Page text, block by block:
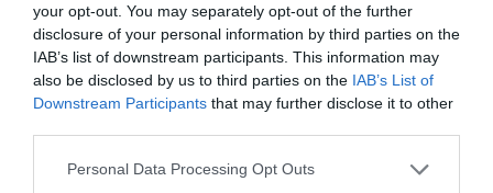
your opt-out. You may separately opt-out of the further
disclosure of your personal information by third parties on the
IAB’s list of downstream participants. This information may
also be disclosed by us to third parties on the IAB’s List of
Downstream Participants that may further disclose it to other
Please note that this website/app uses one or more Google
Personal Data Processing Opt Outs
-borítsuk be friss földdel
Ezzel a módszerrel megakadályozhatjuk, hogy a
penész a mélyebb rétegekig behatoljon.
-tegyünk rá új földet